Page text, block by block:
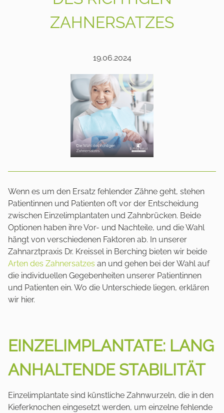
ZAHNERSATZES
19.06.2024
Wenn es um den Ersatz fehlender Zähne geht, stehen
Patientinnen und Patienten oft vor der Entscheidung
zwischen Einzelimplantaten und Zahnbrücken. Beide
Optionen haben ihre Vor- und Nachteile, und die Wahl
hängt von verschiedenen Faktoren ab. In unserer
Zahnarztpraxis Dr. Kreissel in Berching bieten wir beide
Arten des Zahnersatzes an und gehen bei der Wahl auf
die individuellen Gegebenheiten unserer Patientinnen
und Patienten ein. Wo die Unterschiede liegen, erklären
wir hier.
EINZELIMPLANTATE: LANG
ANHALTENDE STABILITÄT
Einzelimplantate sind künstliche Zahnwurzeln, die in den
Kieferknochen eingesetzt werden, um einzelne fehlende